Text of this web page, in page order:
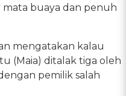
mata buaya dan penuh
mengatakan kalau
(Maia) ditalak tiga oleh
pemilik salah